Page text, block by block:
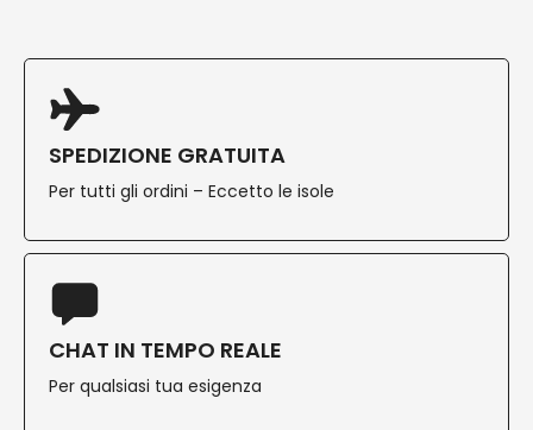
SPEDIZIONE GRATUITA
Per tutti gli ordini – Eccetto le isole
CHAT IN TEMPO REALE
Per qualsiasi tua esigenza